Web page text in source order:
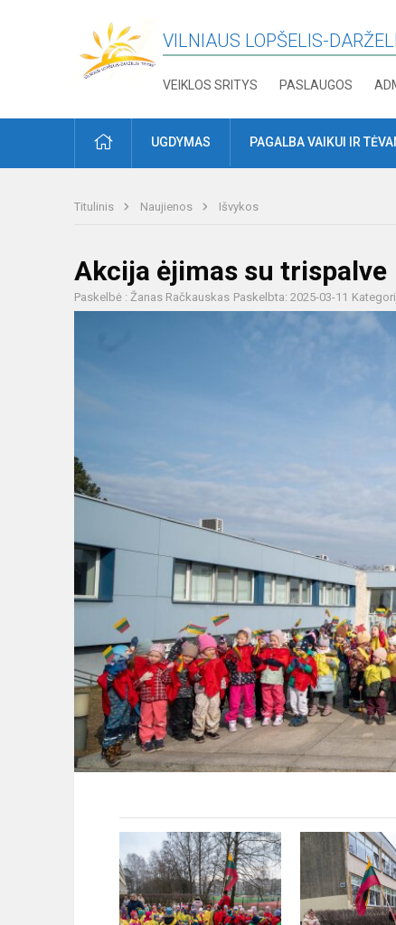
VILNIAUS LOPŠELIS-
VEIKLOS SRITYS PASLAUGOS
PRADŽIAUGDYMAS PAGALBA VAIKUI IR
Titulinis Naujienos Išvykos
Akcija ėjimas su trispalve
Paskelbė : Žanas Račkauskas Paskelbta: 2025-03-11